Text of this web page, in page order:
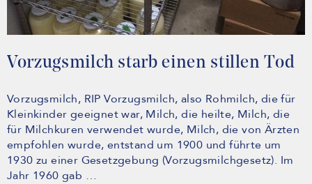
Vorzugsmilch starb einen stillen Tod
Vorzugsmilch, RIP Vorzugsmilch, also Rohmilch, die für
Kleinkinder geeignet war, Milch, die heilte, Milch, die
für Milchkuren verwendet wurde, Milch, die von Ärzten
empfohlen wurde, entstand um 1900 und führte um
1930 zu einer Gesetzgebung (Vorzugsmilchgesetz). Im
Jahr 1960 gab …